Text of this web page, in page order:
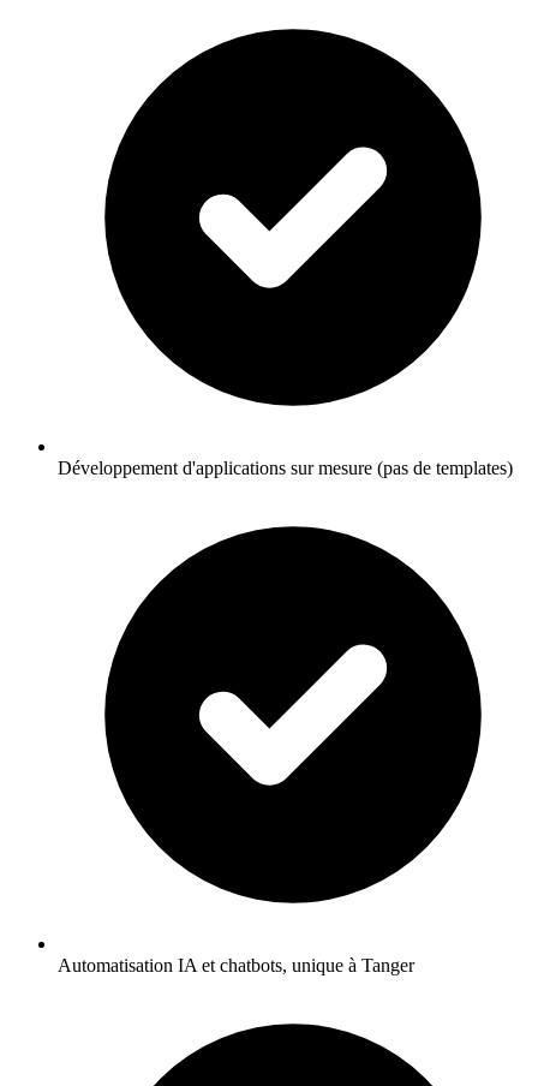
Développement d'applications sur mesure (pas de templates)
Automatisation IA et chatbots, unique à Tanger